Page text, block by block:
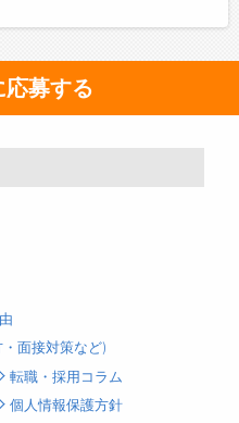
応募する
面接対策など)
転職・採用コラム
個人情報保護方針